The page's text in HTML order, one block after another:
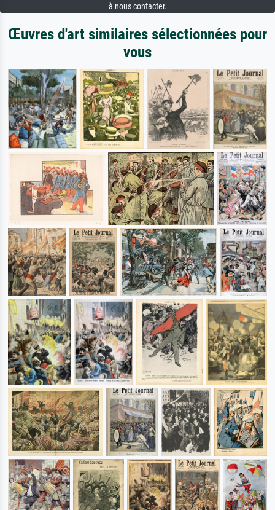
à nous contacter.
Œuvres d'art similaires sélectionnées pour
vous